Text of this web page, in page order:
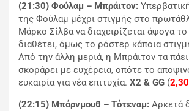
(21:30) Φούλαμ – Μπράιτον:
της Φούλαμ μέχρι στιγμής στο
Μάρκο Σίλβα να διαχειρίζεται άψογα
διαθέτει, όμως το ρόστερ κάποια
Από την άλλη μεριά, η Μπράιτον τα πάει
σκοράρει με ευχέρεια, οπότε το
ευκαιρία για νέα επιτυχία. Χ2 & GG (2,30
(22:15) Μπόρνμουθ – Τότεναμ: Αρκετά